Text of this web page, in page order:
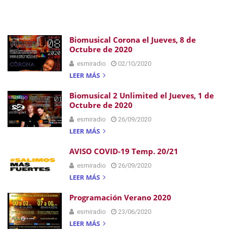
Biomusical Corona el Jueves, 8 de
Octubre de 2020
esmiradio 02/10/2020
LEER MÁS
Biomusical 2 Unlimited el Jueves, 1 de
Octubre de 2020
esmiradio 26/09/2020
LEER MÁS
AVISO COVID-19 Temp. 20/21
esmiradio 26/09/2020
LEER MÁS
Programación Verano 2020
esmiradio 23/06/2020
LEER MÁS